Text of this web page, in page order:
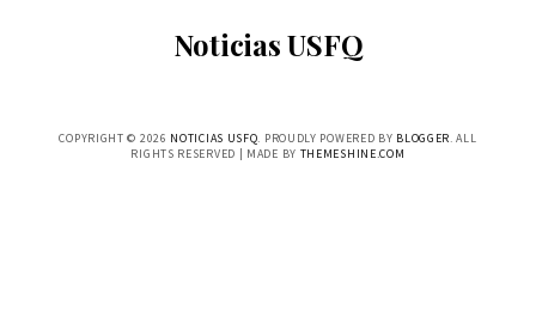
Noticias USFQ
COPYRIGHT © 2026 NOTICIAS USFQ. PROUDLY POWERED BY BLOGGER. ALL
RIGHTS RESERVED | MADE BY THEMESHINE.COM